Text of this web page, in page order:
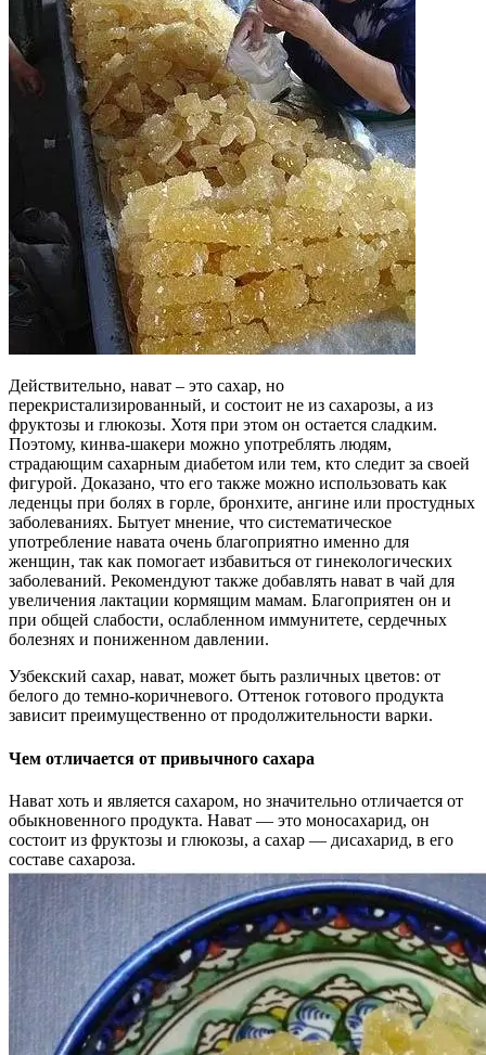
Действительно, нават – это сахар, но
перекристализированный, и состоит не из сахарозы, а из
фруктозы и глюкозы. Хотя при этом он остается сладким.
Поэтому, кинва-шакери можно употреблять людям,
страдающим сахарным диабетом или тем, кто следит за своей
фигурой. Доказано, что его также можно использовать как
леденцы при болях в горле, бронхите, ангине или простудных
заболеваниях. Бытует мнение, что систематическое
употребление навата очень благоприятно именно для
женщин, так как помогает избавиться от гинекологических
заболеваний. Рекомендуют также добавлять нават в чай для
увеличения лактации кормящим мамам. Благоприятен он и
при общей слабости, ослабленном иммунитете, сердечных
болезнях и пониженном давлении.
Узбекский сахар, нават, может быть различных цветов: от
белого до темно-коричневого. Оттенок готового продукта
зависит преимущественно от продолжительности варки.
Чем отличается от привычного сахара
Нават хоть и является сахаром, но значительно отличается от
обыкновенного продукта. Нават — это моносахарид, он
состоит из фруктозы и глюкозы, а сахар — дисахарид, в его
составе сахароза.